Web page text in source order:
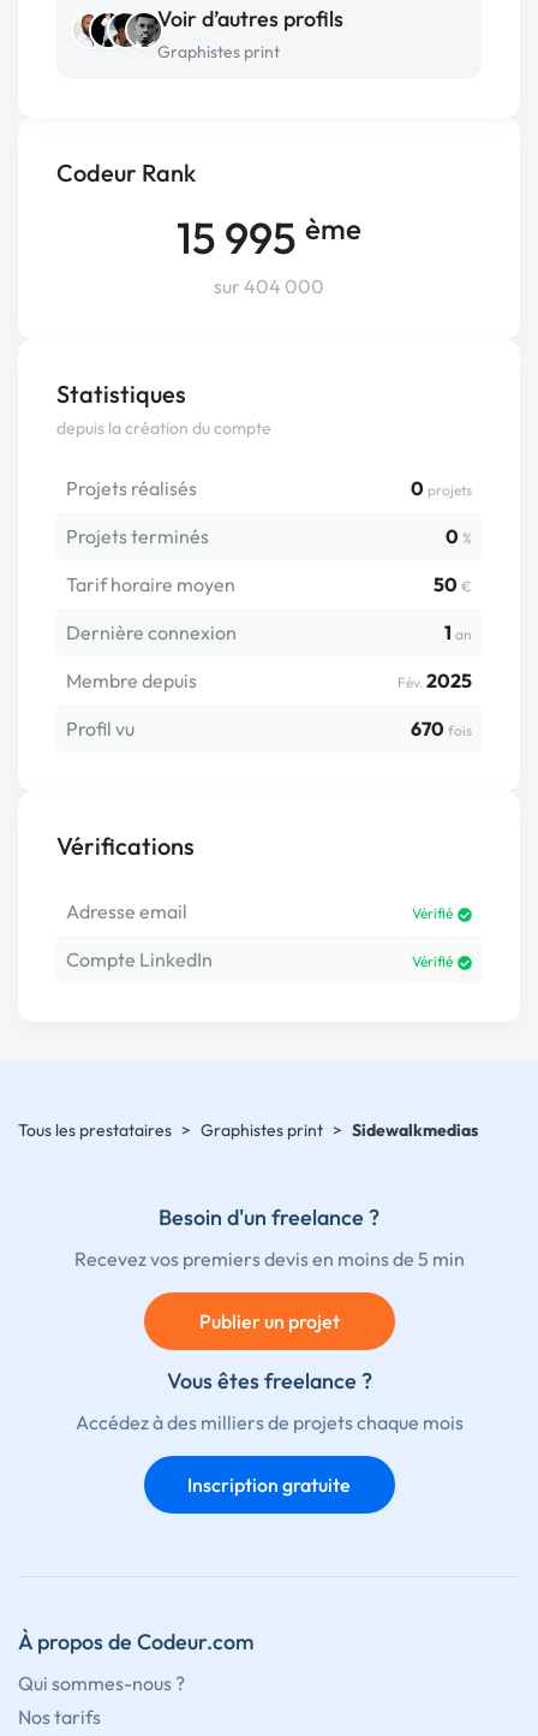
Codeur Rank
15 995 ème
sur 404 000
Statistiques
depuis la création du compte
Projets réalisés 0 projets
Projets terminés 0 %
Tarif horaire moyen 50 €
Dernière connexion 1 an
Membre depuis Fév. 2025
Profil vu
670 fois
Vérifications
Adresse email Vérifié
Compte LinkedIn Vérifié
Voir d’autres profils
Graphistes print
Tous les prestataires > Graphistes print > Sidewalkmedias
Besoin d'un freelance ?
Recevez vos premiers devis en moins de 5 min
Publier un projet
Vous êtes freelance ?
Accédez à des milliers de projets chaque mois
Inscription gratuite
À propos de Codeur.com
Qui sommes-nous ?
Nos tarifs